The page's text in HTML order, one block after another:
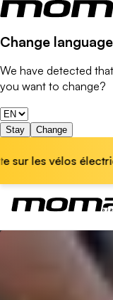
Change
We have detected
you want to change?
Stay Change
vélos électriques
Vélos Fixie